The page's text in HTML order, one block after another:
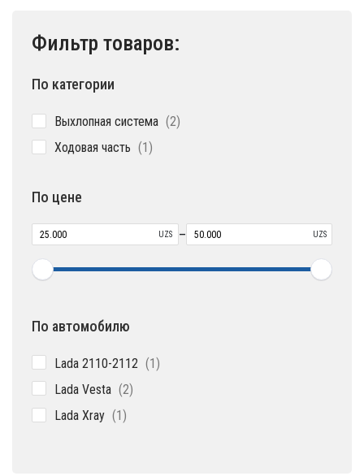
Фильтр товаров:
По категории
Выхлопная система 22
Ходовая часть 1 1
По цене
UZS – UZS
По автомобилю
Lada 2110-2112 11
Lada Vesta 22
Lada Xray 11